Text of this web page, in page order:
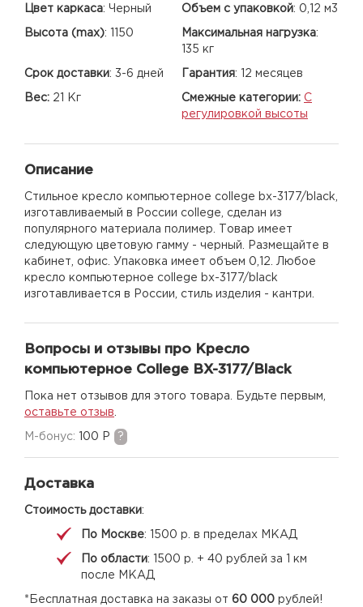
Цвет каркаса: Черный Объем с упаковкой: 0,12 м3
Высота (max): 1150 Максимальная нагрузка:
135 кг
Срок доставки: 3-6 дней Гарантия: 12 месяцев
Вес: 21 Кг Смежные категории: С
регулировкой высоты
Описание
Стильное кресло компьютерное college bx-3177/black,
изготавливаемый в России college, сделан из
популярного материала полимер. Товар имеет
следующую цветовую гамму - черный. Размещайте в
кабинет, офис. Упаковка имеет объем 0,12. Любое
кресло компьютерное college bx-3177/black
изготавливается в России, стиль изделия - кантри.
Вопросы и отзывы про Кресло
компьютерное College BX-3177/Black
Пока нет отзывов для этого товара. Будьте первым,
оставьте отзыв
M-бонус: 100 Р ?
Доставка
Стоимость доставки:
По Москве: 1500 р. в пределах МКАД
По области: 1500 р. + 40 рублей за 1 км
после МКАД
*Бесплатная доставка на заказы от 60 000 рублей!